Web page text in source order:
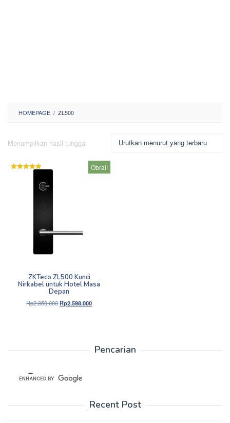
HOMEPAGE / ZL500
Menampilkan hasil tunggal
Obral!
ZKTeco ZL500 Kunci
Nirkabel untuk Hotel Masa
Depan
Rp2.850.000Harga
Rp2.598.000Harga
Pencarian
Recent Post